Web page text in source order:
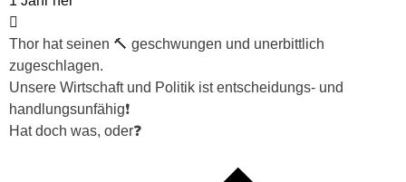
Thor hat seinen 🔨 geschwungen und unerbittlich
zugeschlagen.
Unsere Wirtschaft und Politik ist entscheidungs- und
handlungsunfähig❗
Hat doch was, oder❓